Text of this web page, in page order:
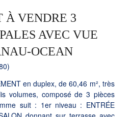
À VENDRE 3
AVEC VUE
OCEAN
en duplex, de 60,46 m², très
volumes, composé de 3 pièces
suit : 1er niveau : ENTRÉE